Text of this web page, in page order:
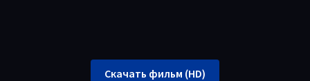
Скачать фильм (HD)